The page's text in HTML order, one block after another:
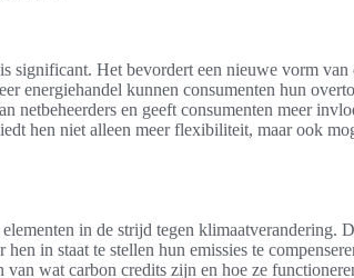
significant. Het bevordert een nieuwe vorm van
energiehandel kunnen consumenten hun
netbeheerders en geeft consumenten meer
hen niet alleen meer flexibiliteit, maar ook
in de strijd tegen klimaatverandering.
in staat te stellen hun emissies te
wat carbon credits zijn en hoe ze